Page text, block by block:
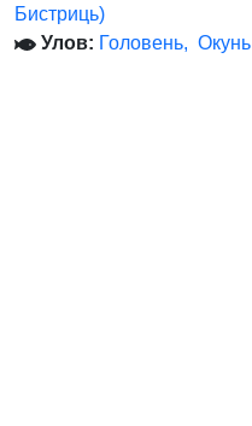
Бистриць)
Улов: Головень Окунь